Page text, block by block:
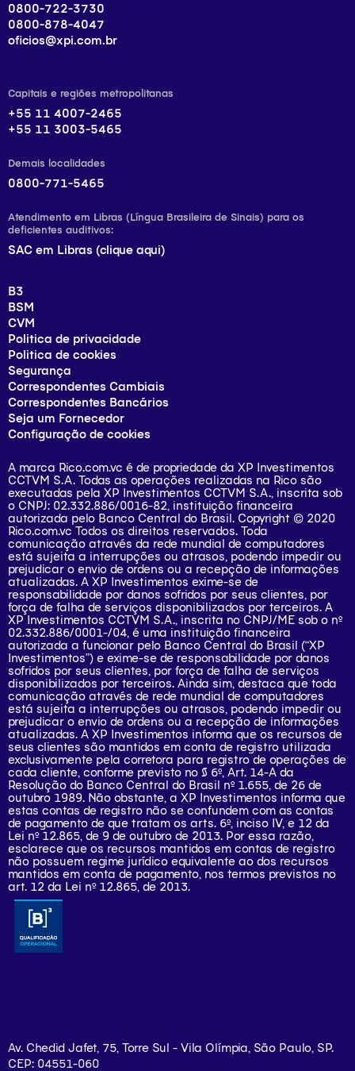
0800-722-3730
0800-878-4047
oficios@xpi.com.br
Capitais e regiões metropolitanas
+55 11 4007-2465
+55 11 3003-5465
Demais localidades
0800-771-5465
Atendimento em Libras (Língua Brasileira de Sinais) para os
deficientes auditivos:
SAC em Libras (clique aqui)
B3
BSM
CVM
Politica de privacidade
Politica de cookies
Segurança
Correspondentes Cambiais
Correspondentes Bancários
Seja um Fornecedor
Configuração de cookies
A marca Rico.com.vc é de propriedade da XP Investimentos
CCTVM S.A. Todas as operações realizadas na Rico são
executadas pela XP Investimentos CCTVM S.A., inscrita sob
o CNPJ: 02.332.886/0016-82, instituição financeira
autorizada pelo Banco Central do Brasil. Copyright © 2020
Rico.com.vc Todos os direitos reservados. Toda
comunicação através da rede mundial de computadores
está sujeita a interrupções ou atrasos, podendo impedir ou
prejudicar o envio de ordens ou a recepção de informações
atualizadas. A XP Investimentos exime-se de
responsabilidade por danos sofridos por seus clientes, por
força de falha de serviços disponibilizados por terceiros. A
XP Investimentos CCTVM S.A., inscrita no CNPJ/ME sob o nº
02.332.886/0001-/­04, é uma instituição financeira
autorizada a funcionar pelo Banco Central do Brasil (“XP
Investimentos”) e exime-se de responsabilidade por danos
sofridos por seus clientes, por força de falha de serviços
disponibilizados por terceiros. Ainda sim, destaca que toda
comunicação através de rede mundial de computadores
está sujeita a interrupções ou atrasos, podendo impedir ou
prejudicar o envio de ordens ou a recepção de informações
atualizadas. A XP Investimentos informa que os recursos de
seus clientes são mantidos em conta de registro utilizada
exclusivamente pela corretora para registro de operações de
cada cliente, conforme previsto no § 6º, Art. 14-A da
Resolução do Banco Central do Brasil nº 1.655, de 26 de
outubro 1989. Não obstante, a XP Investimentos informa que
estas contas de registro não se confundem com as contas
de pagamento de que tratam os arts. 6º, inciso IV, e 12 da
Lei nº 12.865, de 9 de outubro de 2013. Por essa razão,
esclarece que os recursos mantidos em contas de registro
não possuem regime jurídico equivalente ao dos recursos
mantidos em conta de pagamento, nos termos previstos no
art. 12 da Lei nº 12.865, de 2013.
Av. Chedid Jafet, 75, Torre Sul - Vila Olímpia, São Paulo, SP.
CEP: 04551-060